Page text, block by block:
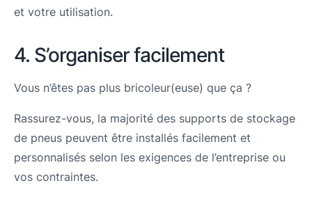
et votre utilisation.
4. S’organiser facilement
Vous n’êtes pas plus bricoleur(euse) que ça ?
Rassurez-vous, la majorité des supports de stockage
de pneus peuvent être installés facilement et
personnalisés selon les exigences de l’entreprise ou
vos contraintes.